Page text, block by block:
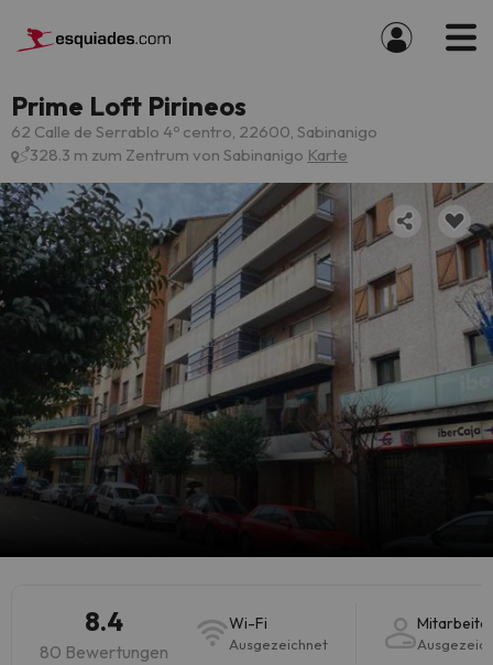
Prime Loft Pirineos
62 Calle de Serrablo 4º centro, 22600, Sabinanigo
328.3 m zum Zentrum von Sabinanigo Karte
8.4
80 Bewertungen
Wi-Fi
Ausgezeichnet